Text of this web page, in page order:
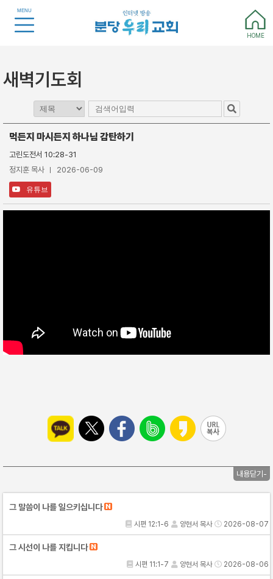
MENU
HOME
새벽기도회
먹든지 마시든지 하나님 감탄하기
고린도전서 10:28-31
정지훈 목사
2026-06-09
유튜브
내용닫기-
그 말씀이 나를 일으키십니다
시편 12:1-6 양현서 목사 2026-08-07
그 시선이 나를 지킵니다
시편 11:1-7 양현서 목사 2026-08-06